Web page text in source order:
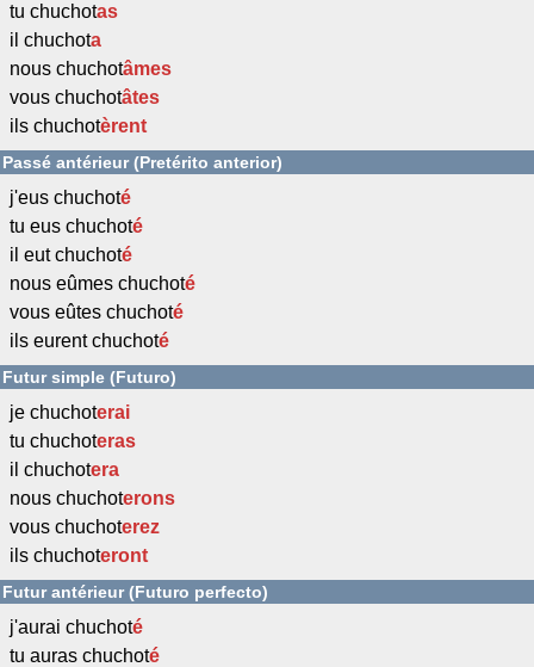
tu chuchotas
il chuchota
nous chuchotâmes
vous chuchotâtes
ils chuchotèrent
Passé antérieur (Pretérito anterior)
j'eus chuchoté
tu eus chuchoté
il eut chuchoté
nous eûmes chuchoté
vous eûtes chuchoté
ils eurent chuchoté
Futur simple (Futuro)
je chuchoterai
tu chuchoteras
il chuchotera
nous chuchoterons
vous chuchoterez
ils chuchoteront
Futur antérieur (Futuro perfecto)
j'aurai chuchoté
tu auras chuchoté